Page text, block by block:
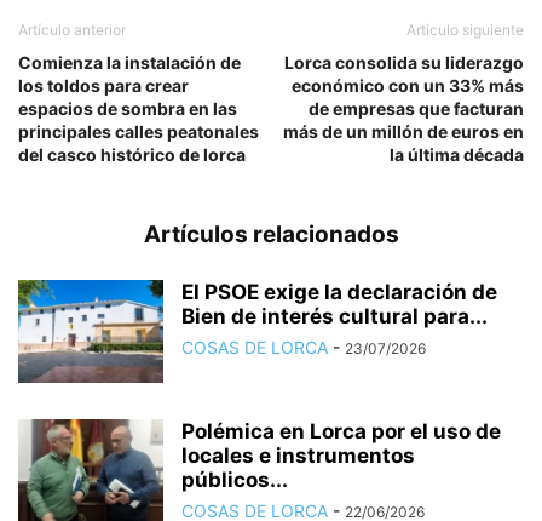
Artículo anterior
Comienza la instalación de
los toldos para crear
espacios de sombra en las
principales calles peatonales
del casco histórico de lorca
Artículo siguiente
Lorca consolida su liderazgo
económico con un 33% más
de empresas que facturan
más de un millón de euros en
la última década
Artículos relacionados
El PSOE exige la declaración de
Bien de interés cultural para...
COSAS DE LORCA - 23/07/2026
Polémica en Lorca por el uso de
locales e instrumentos
públicos...
COSAS DE LORCA - 22/06/2026